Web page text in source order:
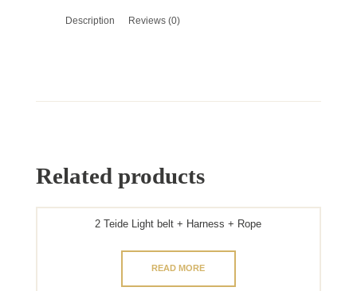
Description Reviews (0)
Related products
2 Teide Light belt + Harness + Rope
READ MORE